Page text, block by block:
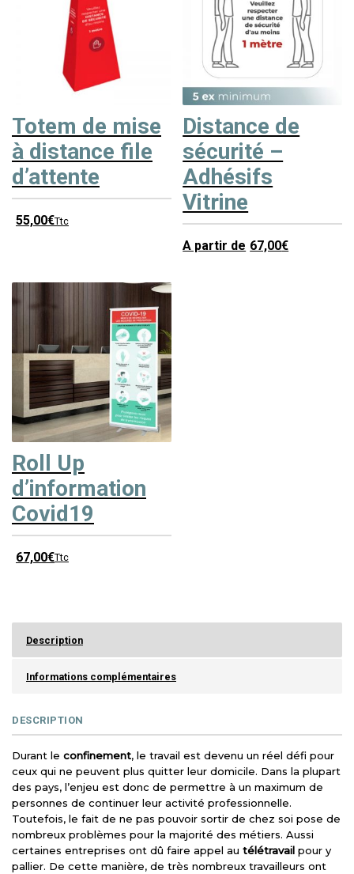
Totem de mise
à distance file
d’attente
55,00€Ttc
Distance de
sécurité –
Adhésifs
Vitrine
A partir de 67,00€
Roll Up
d’information
Covid19
67,00€Ttc
Description
Informations complémentaires
DESCRIPTION
Durant le confinement, le travail est devenu un réel défi pour
ceux qui ne peuvent plus quitter leur domicile. Dans la plupart
des pays, l’enjeu est donc de permettre à un maximum de
personnes de continuer leur activité professionnelle.
Toutefois, le fait de ne pas pouvoir sortir de chez soi pose de
nombreux problèmes pour la majorité des métiers. Aussi
certaines entreprises ont dû faire appel au télétravail pour y
pallier. De cette manière, de très nombreux travailleurs ont